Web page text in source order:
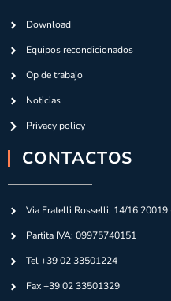
Download
Equipos recondicionados
Op de trabajo
Noticias
Privacy policy
CONTACTOS
Via Fratelli Rosselli, 14/16 20019
Partita IVA: 09975740151
Tel +39 02 33501224
Fax +39 02 33501329